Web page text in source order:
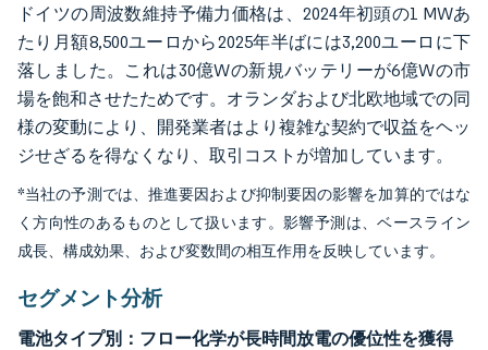
ドイツの周波数維持予備力価格は、2024年初頭の1 MWあ
たり月額8,500ユーロから2025年半ばには3,200ユーロに下
落しました。これは30億Wの新規バッテリーが6億Wの市
場を飽和させたためです。オランダおよび北欧地域での同
様の変動により、開発業者はより複雑な契約で収益をヘッ
ジせざるを得なくなり、取引コストが増加しています。
*当社の予測では、推進要因および抑制要因の影響を加算的ではな
く方向性のあるものとして扱います。影響予測は、ベースライン
成長、構成効果、および変数間の相互作用を反映しています。
セグメント分析
電池タイプ別：フロー化学が長時間放電の優位性を獲得